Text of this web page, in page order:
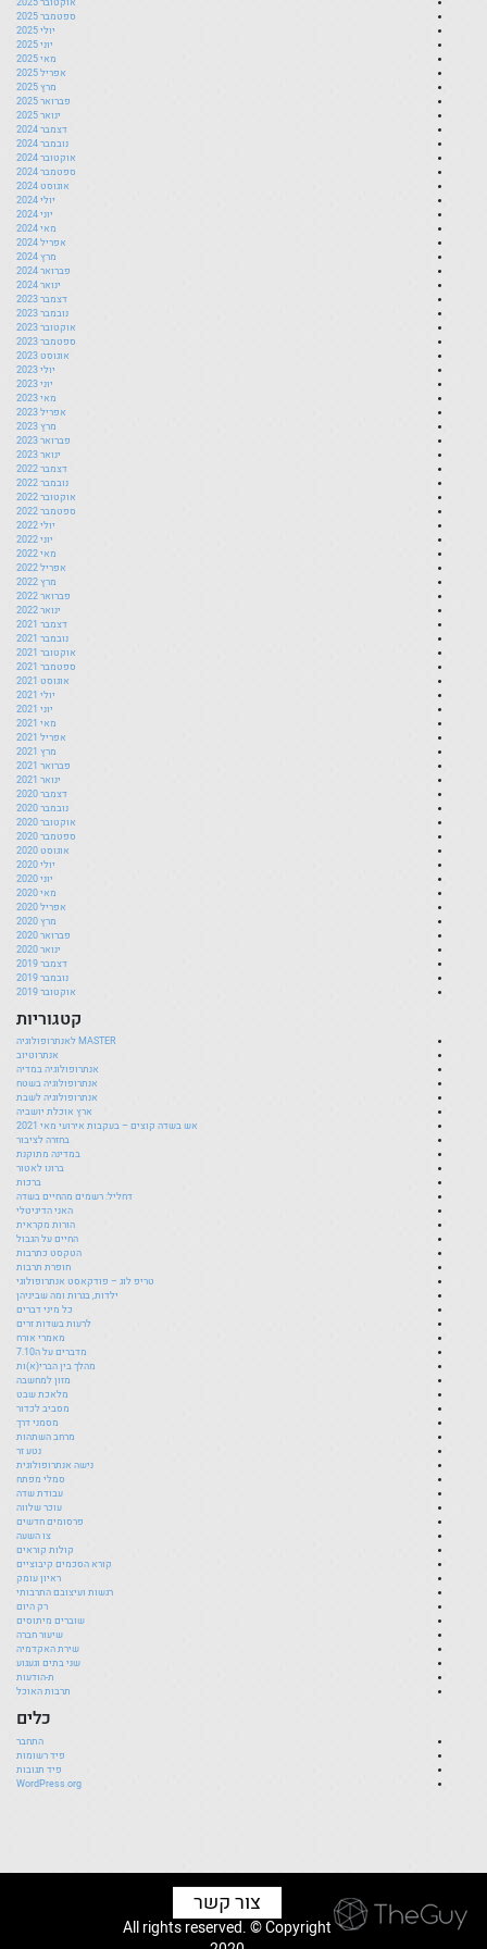
ספטמבר 2025
יולי 2025
יוני 2025
מאי 2025
אפריל 2025
מרץ 2025
פברואר 2025
ינואר 2025
דצמבר 2024
נובמבר 2024
אוקטובר 2024
ספטמבר 2024
אוגוסט 2024
יולי 2024
יוני 2024
מאי 2024
אפריל 2024
מרץ 2024
פברואר 2024
ינואר 2024
דצמבר 2023
נובמבר 2023
אוקטובר 2023
ספטמבר 2023
אוגוסט 2023
יולי 2023
יוני 2023
מאי 2023
אפריל 2023
מרץ 2023
פברואר 2023
ינואר 2023
דצמבר 2022
נובמבר 2022
אוקטובר 2022
ספטמבר 2022
יולי 2022
יוני 2022
מאי 2022
אפריל 2022
מרץ 2022
פברואר 2022
ינואר 2022
דצמבר 2021
נובמבר 2021
אוקטובר 2021
ספטמבר 2021
אוגוסט 2021
יולי 2021
יוני 2021
מאי 2021
אפריל 2021
מרץ 2021
פברואר 2021
ינואר 2021
דצמבר 2020
נובמבר 2020
אוקטובר 2020
ספטמבר 2020
אוגוסט 2020
יולי 2020
יוני 2020
מאי 2020
אפריל 2020
מרץ 2020
פברואר 2020
ינואר 2020
דצמבר 2019
נובמבר 2019
אוקטובר 2019
קטגוריות
MASTER לאנתרופולוגיה
אנתרוטיוב
אנתרופולוגיה במדיה
אנתרופולוגיה בשטח
אנתרופולוגיה לשבת
ארץ אוכלת יושביה
אש בשדה קוצים – בעקבות אירועי מאי 2021
בחזרה לציבור
במדינה מתוקנת
ברונו לאטור
ברכות
דחליל: רשמים מהחיים בשדה
האני הדיגיטלי
הורות מקראית
החיים על הגבול
הטקסט כתרבות
חופרת תרבות
טריפ לוג – פודקאסט אנתרופולוגי
ילדות, בגרות ומה שביניהן
כל מיני דברים
לרעות בשדות זרים
מאמרי אורח
מדברים על ה7.10
מהלך בין הברי(א)ות
מזון למחשבה
מלאכת שבט
מסביב לכדור
מסמני דרך
מרחב השתהות
נטע זר
נישה אנתרופולוגית
סמלי מפתח
עבודת שדה
עוכר שלווה
פרסומים חדשים
צו השעה
קולות קוראים
קורא הסכמים קיבוציים
ראיון עומק
רגשות ועיצובם התרבותי
רק היום
שוברים מיתוסים
שיעור חברה
שירת האקדמיה
שני בתים וגעגוע
ת-הודעות
תרבות האוכל
כלים
התחבר
פיד רשומות
פיד תגובות
WordPress.org
All rights reserved. © Copyright
צור קשר